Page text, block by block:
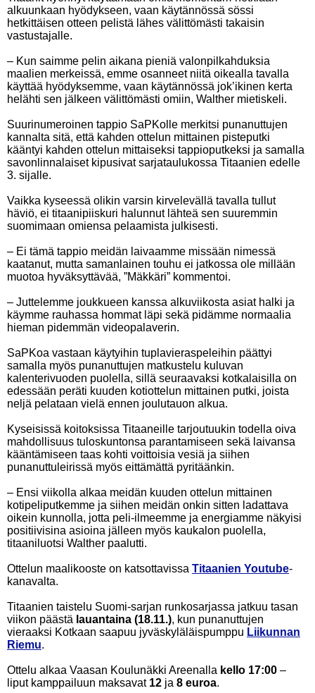
alkuunkaan hyödykseen, vaan käytännössä sössi
hetkittäisen otteen pelistä lähes välittömästi takaisin
vastustajalle.
– Kun saimme pelin aikana pieniä valonpilkahduksia
maalien merkeissä, emme osanneet niitä oikealla tavalla
käyttää hyödyksemme, vaan käytännössä jok’ikinen kerta
helähti sen jälkeen välittömästi omiin, Walther mietiskeli.
Suurinumeroinen tappio SaPKolle merkitsi punanuttujen
kannalta sitä, että kahden ottelun mittainen pisteputki
kääntyi kahden ottelun mittaiseksi tappioputkeksi ja samalla
savonlinnalaiset kipusivat sarjataulukossa Titaanien edelle
3. sijalle.
Vaikka kyseessä olikin varsin kirvelevällä tavalla tullut
häviö, ei titaanipiiskuri halunnut lähteä sen suuremmin
suomimaan omiensa pelaamista julkisesti.
– Ei tämä tappio meidän laivaamme missään nimessä
kaatanut, mutta samanlainen touhu ei jatkossa ole millään
muotoa hyväksyttävää, ”Mäkkäri” kommentoi.
– Juttelemme joukkueen kanssa alkuviikosta asiat halki ja
käymme rauhassa hommat läpi sekä pidämme normaalia
hieman pidemmän videopalaverin.
SaPKoa vastaan käytyihin tuplavieraspeleihin päättyi
samalla myös punanuttujen matkustelu kuluvan
kalenterivuoden puolella, sillä seuraavaksi kotkalaisilla on
edessään peräti kuuden kotiottelun mittainen putki, joista
neljä pelataan vielä ennen joulutauon alkua.
Kyseisissä koitoksissa Titaaneille tarjoutuukin todella oiva
mahdollisuus tuloskuntonsa parantamiseen sekä laivansa
kääntämiseen taas kohti voittoisia vesiä ja siihen
punanuttuleirissä myös eittämättä pyritäänkin.
– Ensi viikolla alkaa meidän kuuden ottelun mittainen
kotipeliputkemme ja siihen meidän onkin sitten ladattava
oikein kunnolla, jotta peli-ilmeemme ja energiamme näkyisi
positiivisina asioina jälleen myös kaukalon puolella,
titaaniluotsi Walther paalutti.
Ottelun maalikooste on katsottavissa Titaanien Youtube-
kanavalta.
Titaanien taistelu Suomi-sarjan runkosarjassa jatkuu tasan
viikon päästä lauantaina (18.11.), kun punanuttujen
vieraaksi Kotkaan saapuu jyväskyläläispumppu Liikunnan
Riemu.
Ottelu alkaa Vaasan Koulunäkki Areenalla kello 17:00 –
liput kamppailuun maksavat 12 ja 8 euroa.